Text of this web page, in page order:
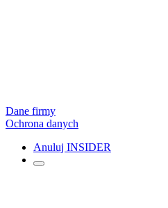
Dane firmy
Ochrona danych
Anuluj INSIDER